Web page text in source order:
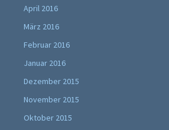
April 2016
März 2016
Februar 2016
Januar 2016
Dezember 2015
November 2015
Oktober 2015